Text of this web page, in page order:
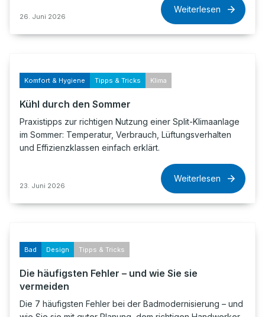
26. Juni 2026
Weiterlesen
Komfort & Hygiene Tipps & Tricks Klima
Kühl durch den Sommer
Praxistipps zur richtigen Nutzung einer Split-Klimaanlage
im Sommer: Temperatur, Verbrauch, Lüftungsverhalten
und Effizienzklassen einfach erklärt.
23. Juni 2026
Weiterlesen
Bad Design Tipps & Tricks
Die häufigsten Fehler – und wie Sie sie
vermeiden
Die 7 häufigsten Fehler bei der Badmodernisierung – und